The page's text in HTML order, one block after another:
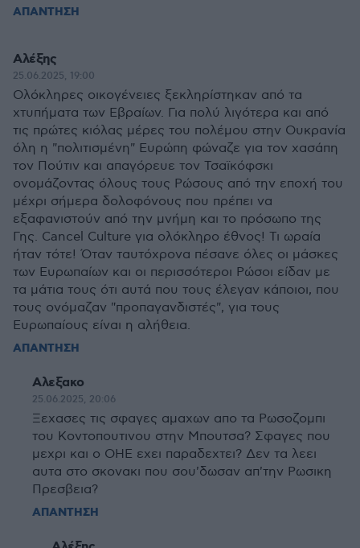
ΑΠΑΝΤΗΣΗ
Αλέξης
25.06.2025, 19:00
Ολόκληρες οικογένειες ξεκληρίστηκαν από τα
χτυπήματα των Εβραίων. Για πολύ λιγότερα και από
τις πρώτες κιόλας μέρες του πολέμου στην Ουκρανία
όλη η "πολιτισμένη" Ευρώπη φώναζε για τον χασάπη
τον Πούτιν και απαγόρευε τον Τσαϊκόφσκι
ονομάζοντας όλους τους Ρώσους από την εποχή του
μέχρι σήμερα δολοφόνους που πρέπει να
εξαφανιστούν από την μνήμη και το πρόσωπο της
Γης. Cancel Culture για ολόκληρο έθνος! Τι ωραία
ήταν τότε! Όταν ταυτόχρονα πέσανε όλες οι μάσκες
των Ευρωπαίων και οι περισσότεροι Ρώσοι είδαν με
τα μάτια τους ότι αυτά που τους έλεγαν κάποιοι, που
τους ονόμαζαν "προπαγανδιστές", για τους
Ευρωπαίους είναι η αλήθεια.
ΑΠΑΝΤΗΣΗ
Αλεξακο
25.06.2025, 20:06
Ξεχασες τις σφαγες αμαχων απο τα Ρωσοζομπι
του Κοντοπουτινου στην Μπουτσα? Σφαγες που
μεχρι και ο ΟΗΕ εχει παραδεχτει? Δεν τα λεει
αυτα στο σκονακι που σου'δωσαν απ'την Ρωσικη
Πρεσβεια?
ΑΠΑΝΤΗΣΗ